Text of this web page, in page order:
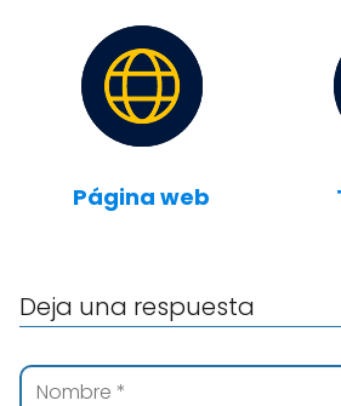
Página web
Deja una respuesta